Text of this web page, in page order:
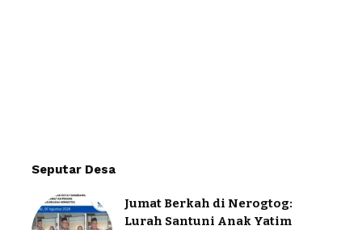
Seputar Desa
Jumat Berkah di Nerogtog:
Lurah Santuni Anak Yatim